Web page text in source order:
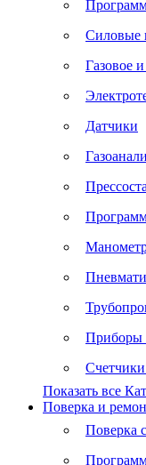
Силовые
Газовое
Датчики
Приборы
Показать все
Поверка и
Поверка